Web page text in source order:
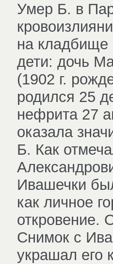
Умер Б. в
на
дети: дочь
(1902 г.
родился 25
нефрита 27
оказала
Б. Как
Ивашечки
как личное
откровение.
Снимок с
украшал его